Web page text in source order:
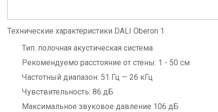
Технические характеристики DALI Oberon 1
Тип: полочная акустическая система
Рекомендуемо расстояние от стены: 1 - 50 см
Частотный диапазон: 51 Гц — 26 кГц
Чувствительность: 86 дБ
Максимальное звуковое давление 106 дБ